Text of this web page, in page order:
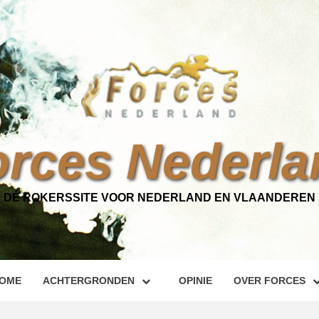
DÉ ROKERSSITE VOOR NEDERLAND EN VLAANDEREN
ACHTERGRONDEN OPINIE OVER FORCES